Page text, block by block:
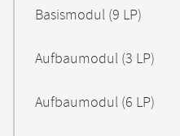
Basismodul (9 LP)
Aufbaumodul (3 LP)
Aufbaumodul (6 LP)